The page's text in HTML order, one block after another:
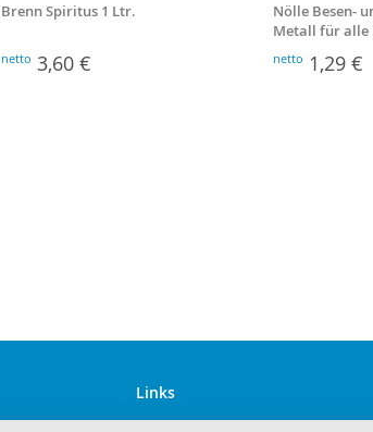
Brenn Spiritus 1 Ltr.
netto 3,60 €
Nölle Besen-
Metall für alle
Stiele
netto 1,29 €
Links